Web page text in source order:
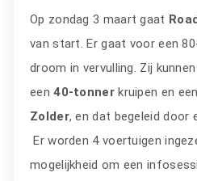
Op zondag 3 maart gaat
van start. Er gaat voor een
droom in vervulling. Zij
een40-tonnerkruipen en
Zolder, en dat begeleid door
Er worden 4 voertuigen
mogelijkheid om een